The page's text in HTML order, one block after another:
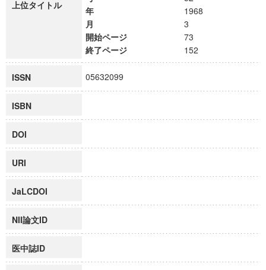
上位タイトル
年
1968
月
3
開始ページ
73
終了ページ
152
ISSN 05632099
ISBN
DOI
URI
JaLCDOI
NII論文ID
医中誌ID